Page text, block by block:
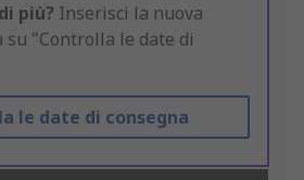
più? Inserisci la nuova
su "Controlla le date di
le date di consegna